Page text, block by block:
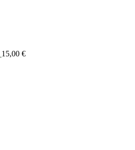
15,00 €